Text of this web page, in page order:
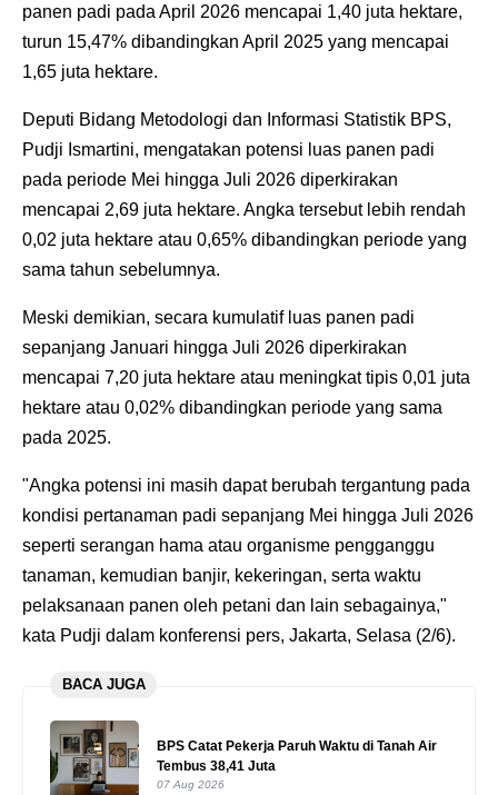
panen padi pada April 2026 mencapai 1,40 juta hektare,
turun 15,47% dibandingkan April 2025 yang mencapai
1,65 juta hektare.
‎Deputi Bidang Metodologi dan Informasi Statistik BPS,
Pudji Ismartini, mengatakan potensi luas panen padi
pada periode Mei hingga Juli 2026 diperkirakan
mencapai 2,69 juta hektare. Angka tersebut lebih rendah
0,02 juta hektare atau 0,65% dibandingkan periode yang
sama tahun sebelumnya.
‎Meski demikian, secara kumulatif luas ‎panen padi
sepanjang Januari hingga Juli 2026 diperkirakan
mencapai 7,20 juta hektare atau meningkat tipis 0,01 juta
hektare atau 0,02% dibandingkan periode yang sama
pada 2025.
‎"Angka potensi ini masih dapat berubah tergantung pada
kondisi pertanaman padi sepanjang Mei hingga Juli 2026
seperti serangan hama atau organisme pengganggu
tanaman, kemudian banjir, kekeringan, serta waktu
pelaksanaan panen oleh petani dan lain sebagainya,"
kata Pudji dalam konferensi pers, Jakarta, Selasa (2/6).
BACA JUGA
BPS Catat Pekerja Paruh Waktu di Tanah Air
Tembus 38,41 Juta
07 Aug 2026